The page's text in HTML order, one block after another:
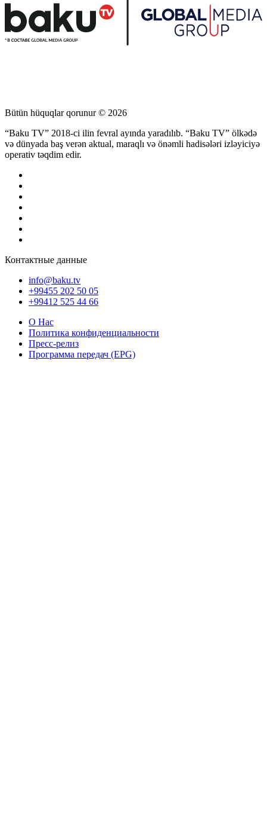
Bütün hüquqlar qorunur © 2026
“Baku TV” 2018-ci ilin fevral ayında yaradılıb. “Baku TV” ölkədə
və dünyada baş verən aktual, maraqlı və önəmli hadisələri izləyiciyə
operativ təqdim edir.
Контактные данные
info@baku.tv
+99455 202 50 05
+99412 525 44 66
О Нас
Политика конфиденциальности
Пресс-релиз
Программа передач (EPG)